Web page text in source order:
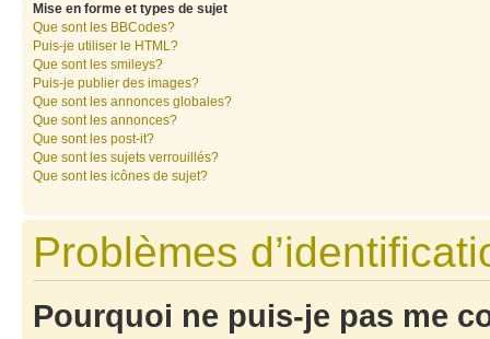
Mise en forme et types de sujet
Que sont les BBCodes?
Puis-je utiliser le HTML?
Que sont les smileys?
Puis-je publier des images?
Que sont les annonces globales?
Que sont les annonces?
Que sont les post-it?
Que sont les sujets verrouillés?
Que sont les icônes de sujet?
Problèmes
Pourquoi ne puis-je pas me